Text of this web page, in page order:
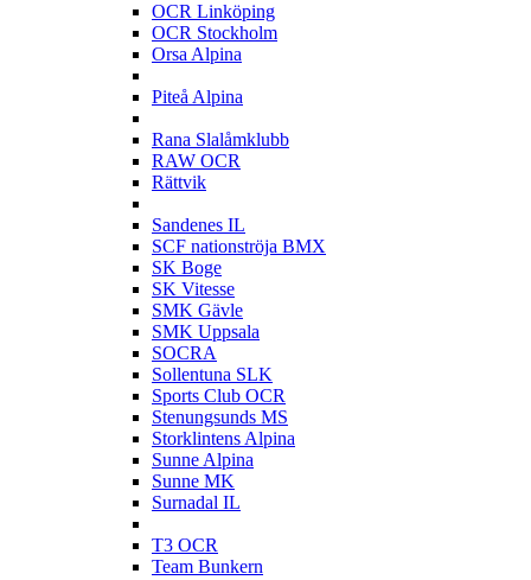
OCR Linköping
OCR Stockholm
Orsa Alpina
Piteå Alpina
Rana Slalåmklubb
RAW OCR
Rättvik
Sandenes IL
SCF nationströja BMX
SK Boge
SK Vitesse
SMK Gävle
SMK Uppsala
SOCRA
Sollentuna SLK
Sports Club OCR
Stenungsunds MS
Storklintens Alpina
Sunne Alpina
Sunne MK
Surnadal IL
T3 OCR
Team Bunkern